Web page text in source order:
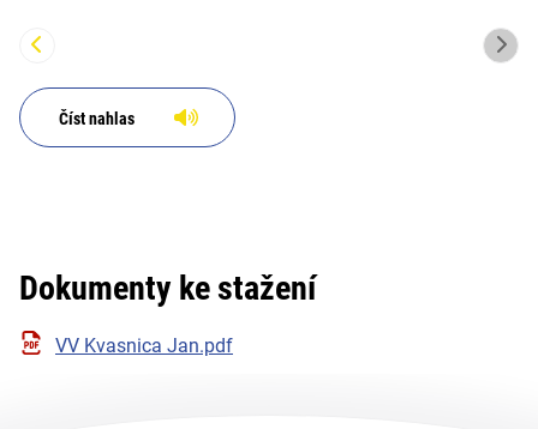
Číst nahlas
Dokumenty ke stažení
VV Kvasnica Jan.pdf